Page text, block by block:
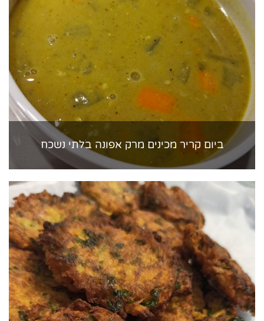
ביום קריר מכינים מרק אפונה בלתי נשכח